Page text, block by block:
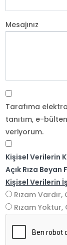
Mesajınız
Tarafıma
tanıtım, e-
veriyorum.
Kişisel Verilerin
Açık Rıza
Kişisel Verilerin
Rızam
Rızam